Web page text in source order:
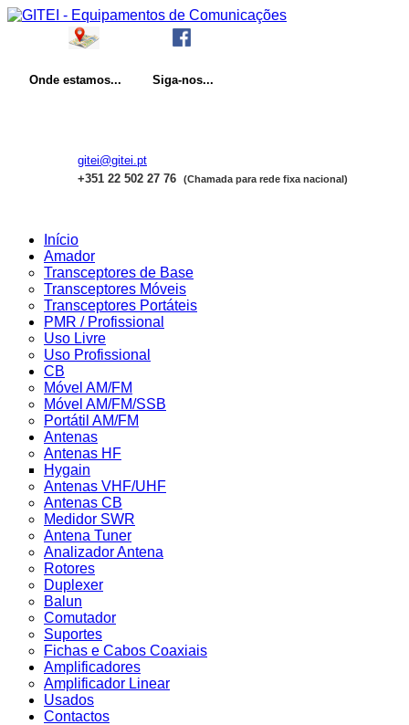
Ondeestamos... Siga-nos...
gitei@gitei.pt
+351 22 502 27 76
(Chamada para rede fixa nacional)
Início
Amador
Transceptores de Base
Transceptores Móveis
Transceptores Portáteis
PMR / Profissional
Uso Livre
Uso Profissional
CB
Móvel AM/FM
Móvel AM/FM/SSB
Portátil AM/FM
Antenas
Antenas HF
Hygain
Antenas VHF/UHF
Antenas CB
Medidor SWR
Antena Tuner
Analizador Antena
Rotores
Duplexer
Balun
Comutador
Suportes
Fichas e Cabos Coaxiais
Amplificadores
Amplificador Linear
Usados
Contactos